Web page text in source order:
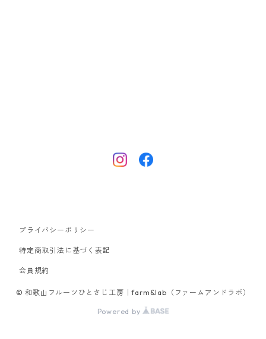
プライバシーポリシー
特定商取引法に基づく表記
会員規約
© 和歌山フルーツひとさじ工房｜farm&lab（ファームアンドラボ）
Powered by